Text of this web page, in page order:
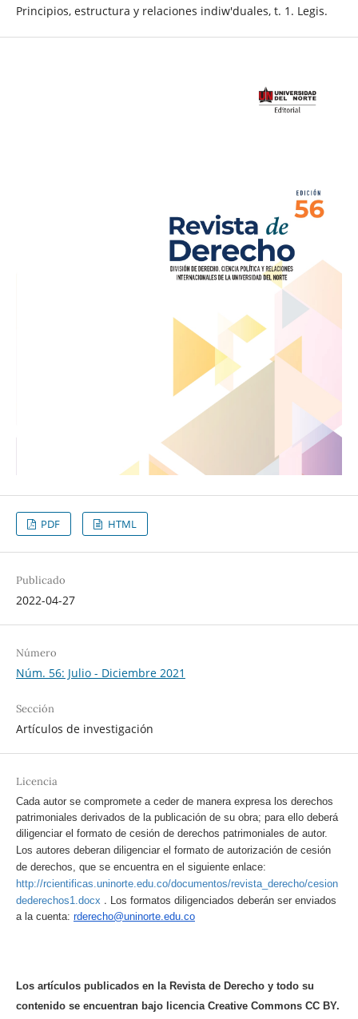
Principios, estructura y relaciones indiw'duales, t. 1. Legis.
PDF HTML
Publicado
2022-04-27
Número
Núm. 56: Julio - Diciembre 2021
Sección
Artículos de investigación
Licencia
Cada autor se compromete a ceder de manera expresa los derechos
patrimoniales derivados de la publicación de su obra; para ello deberá
diligenciar el formato de cesión de derechos patrimoniales de autor.
Los autores deberan diligenciar el formato de autorización de cesión
de derechos, que se encuentra en el siguiente enlace:
http://rcientificas.uninorte.edu.co/documentos/revista_derecho/cesion
dederechos1.docx .
Los formatos diligenciados deberán ser enviados
a la cuenta: rderecho@uninorte.edu.co
Los artículos publicados en la Revista de Derecho y todo su
contenido se encuentran bajo licencia Creative Commons CC BY.